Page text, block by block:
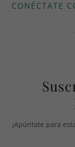
CONÉCTATE
¡Apúntate para